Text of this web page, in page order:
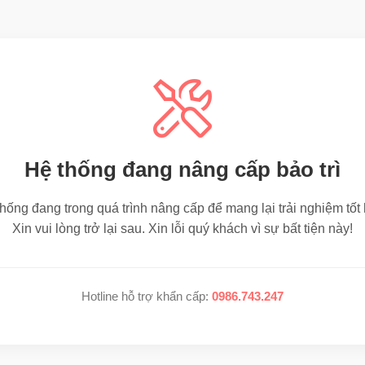
Hệ thống đang nâng cấp bảo trì
đang trong quá trình nâng cấp để mang lại trải nghiệm tốt
Xin vui lòng trở lại sau. Xin lỗi quý khách vì sự bất tiện này!
Hotline hỗ trợ khẩn cấp: 0986.743.247